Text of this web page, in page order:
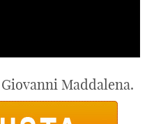
Maddalena.